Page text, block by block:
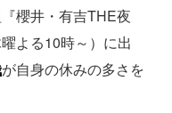
櫻井・有吉THE夜
よる10時～）に出
が自身の休みの多さを